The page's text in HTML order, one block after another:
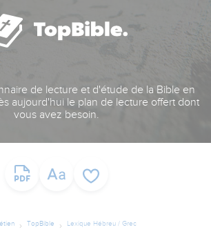
de lecture et d'étude de la Bible en
aujourd'hui le plan de lecture offert dont
vous avez besoin.
TopBible Lexique Hébreu / Grec